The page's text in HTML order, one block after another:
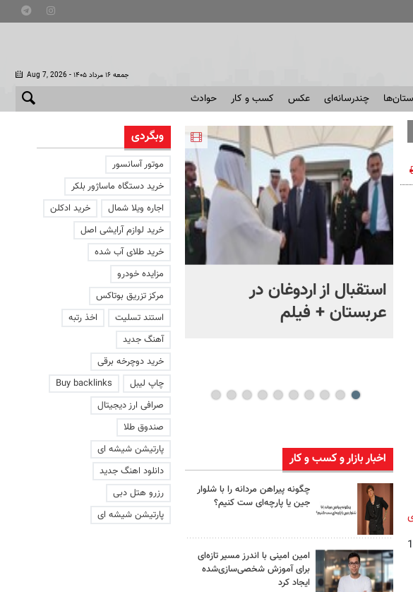
Aug 7, 2026 - جمعه ۱۶ مرداد ۱۴۰۵
چندرسانه‌ای عکس کسب و کار حوادث
استقبال از اردوغان در
عربستان + فیلم
شادمهر عقیلی قطعه «گل
یاس» را بازخوانی کرد |
اخبار بازار و کسب و کار
چگونه پیراهن مردانه را با شلوار
جین یا پارچه‌ای ست کنیم؟
امین امینی با اندرز مسیر تازه‌ای
برای آموزش شخصی‌سازی‌شده
ایجاد کرد
وبگردی
موتور آسانسور
خرید دستگاه ماساژور بلکر
اجاره ویلا شمال
خرید ادکلن
خرید لوازم آرایشی اصل
خرید طلای آب شده
مزایده خودرو
مرکز تزریق بوتاکس
استند تسلیت
اخذ رتبه
آهنگ جدید
خرید دوچرخه برقی
چاپ لیبل
Buy backlinks
صرافی ارز دیجیتال
صندوق طلا
پارتیشن شیشه ای
دانلود اهنگ جدید
رزرو هتل دبی
پارتیشن شیشه ای